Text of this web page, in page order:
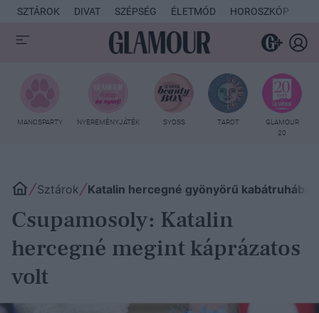
SZTÁROK DIVAT SZÉPSÉG ÉLETMÓD HOROSZKÓP
MANCSPARTY NYEREMÉNYJÁTÉK SYOSS TAROT
GLAMOUR
20
Sztárok Katalin hercegné gyönyörű kabátruhában
Csupamosoly: Katalin
hercegné megint káprázatos
volt